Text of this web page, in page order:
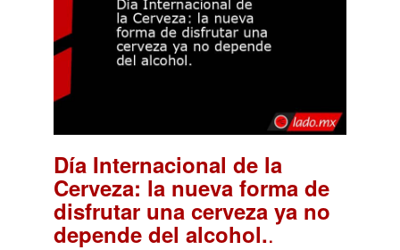
Día Internacional de la
Cerveza: la nueva forma de
disfrutar una cerveza ya no
depende del alcohol..